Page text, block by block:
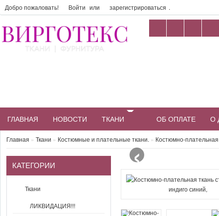
Добро пожаловать! Войти или зарегистрироваться .
ГЛАВНАЯ НОВОСТИ ТКАНИ ОБ ОПЛАТЕ О
Главная » Ткани » Костюмные и плательные ткани. » Костюмно-плательная
КАТЕГОРИИ
Ткани
ЛИКВИДАЦИЯ!!!
‹